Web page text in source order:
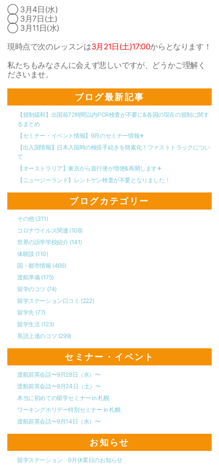
◯ 3月4日(水)
◯ 3月7日(土)
◯ 3月11日(水)
現時点で次のレッスンは3月21日(土)17:00からとなります！
私たちもみなさんに会えず悲しいですが、どうかご理解く
ださいませ。
ブログ最新記事
【規制緩和】出国前72時間以内PCR検査が不要に&各国の現在の規制に関す
るまとめ
【セミナー・イベント情報】9月のセミナー情報✈︎
【出入国情報】日本入国時の検疫手続きを簡素化！ファストトラックについ
て
【オーストラリア】東京から直行便が増便&再開します✈︎
【ニュージーランド】レントゲン検査が不要となりました！
ブログカテゴリー
その他 (311)
コロナウイルス関連 (108)
世界の語学学校紹介 (141)
体験談 (110)
国・都市情報 (466)
渡航準備 (175)
留学のコツ (74)
留学ステーション口コミ (222)
留学先 (77)
留学生活 (123)
英語上達のコツ (299)
セミナー・イベント
渡航前英会話〜9月28日（水）〜
渡航前英会話〜9月24日（土）〜
本当に初めての留学セミナー in 札幌
ワーキングホリデー特別セミナー in 札幌
渡航前英会話〜9月14日（水）〜
お知らせ
留学ステーション 9月休業日のお知らせ